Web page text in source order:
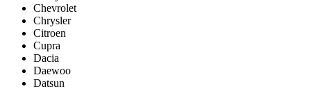
Chevrolet
Chrysler
Citroen
Cupra
Dacia
Daewoo
Datsun